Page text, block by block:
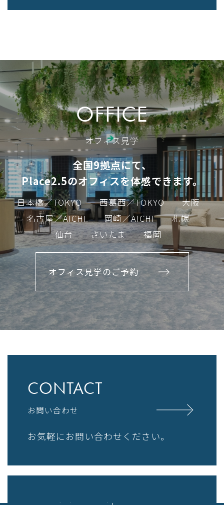
OFFICE
オフィス見学
全国9拠点にて、
Place2.5のオフィスを体感できます。
日本橋／TOKYO 西葛西／TOKYO
大阪
名古屋／AICHI
岡崎／AICHI
札幌
仙台
さいたま 福岡
オフィス見学のご予約
CONTACT
お問い合わせ
お気軽にお問い合わせください。